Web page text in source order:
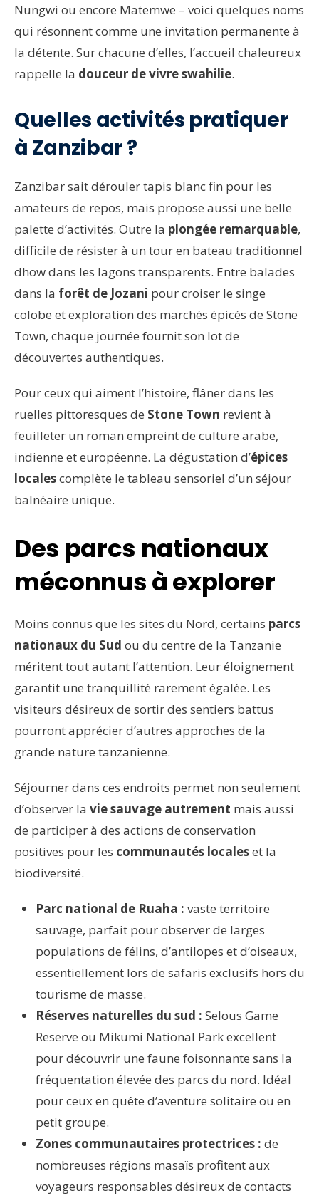
Nungwi ou encore Matemwe ­– voici quelques noms
qui résonnent comme une invitation permanente à
la détente. Sur chacune d’elles, l’accueil chaleureux
rappelle la douceur de vivre swahilie.
Quelles activités pratiquer
à Zanzibar ?
Zanzibar sait dérouler tapis blanc fin pour les
amateurs de repos, mais propose aussi une belle
palette d’activités. Outre la plongée remarquable,
difficile de résister à un tour en bateau traditionnel
dhow dans les lagons transparents. Entre balades
dans la forêt de Jozani pour croiser le singe
colobe et exploration des marchés épicés de Stone
Town, chaque journée fournit son lot de
découvertes authentiques.
Pour ceux qui aiment l’histoire, flâner dans les
ruelles pittoresques de Stone Town revient à
feuilleter un roman empreint de culture arabe,
indienne et européenne. La dégustation d’épices
localescomplète le tableau sensoriel d’un séjour
balnéaire unique.
Des parcs nationaux
méconnus à explorer
Moins connus que les sites du Nord, certains parcs
nationaux du Sud ou du centre de la Tanzanie
méritent tout autant l’attention. Leur éloignement
garantit une tranquillité rarement égalée. Les
visiteurs désireux de sortir des sentiers battus
pourront apprécier d’autres approches de la
grande nature tanzanienne.
Séjourner dans ces endroits permet non seulement
d’observer la vie sauvage autrement mais aussi
de participer à des actions de conservation
positives pour les communautés localeset la
biodiversité.
Parc national de Ruaha : vaste territoire
sauvage, parfait pour observer de larges
populations de félins, d’antilopes et d’oiseaux,
essentiellement lors de safaris exclusifs hors du
tourisme de masse.
Réserves naturelles du sud : Selous Game
Reserve ou Mikumi National Park excellent
pour découvrir une faune foisonnante sans la
fréquentation élevée des parcs du nord. Idéal
pour ceux en quête d’aventure solitaire ou en
petit groupe.
Zones communautaires protectrices : de
nombreuses régions masaïs profitent aux
voyageurs responsables désireux de contacts